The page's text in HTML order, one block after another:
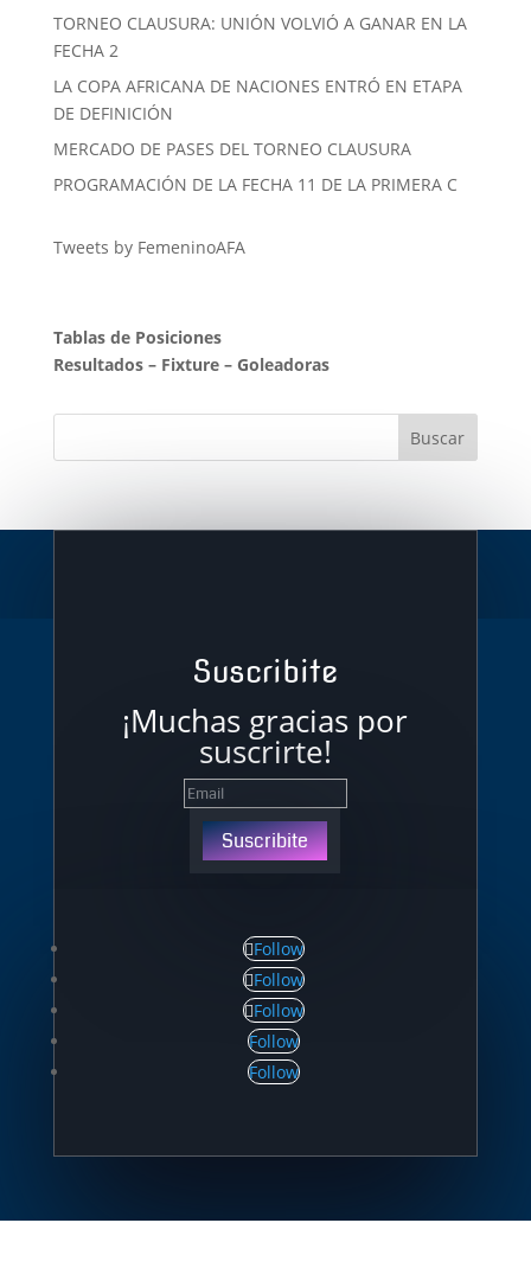
TORNEO CLAUSURA: UNIÓN VOLVIÓ A GANAR EN LA
FECHA 2
LA COPA AFRICANA DE NACIONES ENTRÓ EN ETAPA
DE DEFINICIÓN
MERCADO DE PASES DEL TORNEO CLAUSURA
PROGRAMACIÓN DE LA FECHA 11 DE LA PRIMERA C
Tweets by FemeninoAFA
Tablas de Posiciones
Resultados– Fixture– Goleadoras
Suscribite
¡Muchas gracias por
suscrirte!
Suscribite
Follow
Follow
Follow
Follow
Follow